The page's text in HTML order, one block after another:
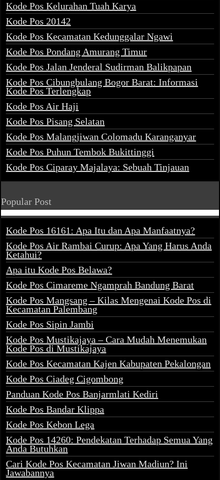
Kode Pos Kelurahan Tuah Karya
Kode Pos 20142
Kode Pos Kecamatan Kedunggalar Ngawi
Kode Pos Pondang Amurang Timur
Kode Pos Jalan Jenderal Sudirman Balikpapan
Kode Pos Cibungbulang Bogor Barat: Informasi
Kode Pos Terlengkap
Kode Pos Air Haji
Kode Pos Pisang Selatan
Kode Pos Malangjiwan Colomadu Karanganyar
Kode Pos Puhun Tembok Bukittinggi
Kode Pos Ciparay Majalaya: Sebuah Tinjauan
Popular Post
Kode Pos 16161: Apa Itu dan Apa Manfaatnya?
Kode Pos Air Rambai Curup: Apa Yang Harus Anda
Ketahui?
Apa itu Kode Pos Belawa?
Kode Pos Cimareme Ngamprah Bandung Barat
Kode Pos Mangsang – Kilas Mengenai Kode Pos di
Kecamatan Palembang
Kode Pos Sipin Jambi
Kode Pos Mustikajaya – Cara Mudah Menemukan
Kode Pos di Mustikajaya
Kode Pos Kecamatan Kajen Kabupaten Pekalongan
Kode Pos Ciadeg Cigombong
Panduan Kode Pos Banjarmlati Kediri
Kode Pos Bandar Klippa
Kode Pos Kebon Lega
Kode Pos 14260: Pendekatan Terhadap Semua Yang
Anda Butuhkan
Cari Kode Pos Kecamatan Jiwan Madiun? Ini
Jawabannya